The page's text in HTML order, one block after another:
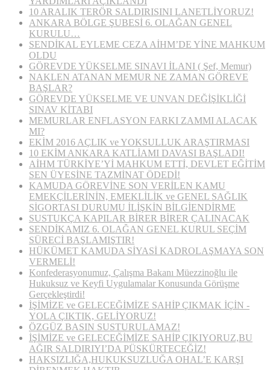
10 ARALIK TERÖR SALDIRISINI LANETLİYORUZ!
ANKARA BÖLGE ŞUBESİ 6. OLAĞAN GENEL
KURULU…
SENDİKAL EYLEME CEZA AİHM’DE YİNE MAHKUM
OLDU
GÖREVDE YÜKSELME SINAVI İLANI ( Şef, Memur)
NAKLEN ATANAN MEMUR NE ZAMAN GÖREVE
BAŞLAR?
GÖREVDE YÜKSELME VE UNVAN DEĞİŞİKLİĞİ
SINAV KİTABI
MEMURLAR ENFLASYON FARKI ZAMMI ALACAK
MI?
EKİM 2016 AÇLIK ve YOKSULLUK ARAŞTIRMASI
10 EKİM ANKARA KATLİAMI DAVASI BAŞLADI!
AİHM TÜRKİYE’Yİ MAHKUM ETTİ, DEVLET EĞİTİM
SEN ÜYESİNE TAZMİNAT ÖDEDİ!
KAMUDA GÖREVİNE SON VERİLEN KAMU
EMEKÇİLERİNİN, EMEKLİLİK ve GENEL SAĞLIK
SİGORTASI DURUMU İLİŞKİN BİLGİENDİRME
SUSTUKÇA KAPILAR BİRER BİRER ÇALINACAK
SENDİKAMIZ 6. OLAĞAN GENEL KURUL SEÇİM
SÜRECİ BAŞLAMIŞTIR!
HÜKÜMET KAMUDA SİYASİ KADROLAŞMAYA SON
VERMELİ!
Konfederasyonumuz, Çalışma Bakanı Müezzinoğlu ile
Hukuksuz ve Keyfi Uygulamalar Konusunda Görüşme
Gerçekleştirdi!
İŞİMİZE ve GELECEĞİMİZE SAHİP ÇIKMAK İÇİN ­­­
YOLA ÇIKTIK, GELİYORUZ!
ÖZGÜZ BASIN SUSTURULAMAZ!
İŞİMİZE ve GELECEĞİMİZE SAHİP ÇIKIYORUZ,BU
AĞIR SALDIRIYI’DA PÜSKÜRTECEĞİZ!
HAKSIZLIĞA,HUKUKSUZLUĞA OHAL’E KARŞI